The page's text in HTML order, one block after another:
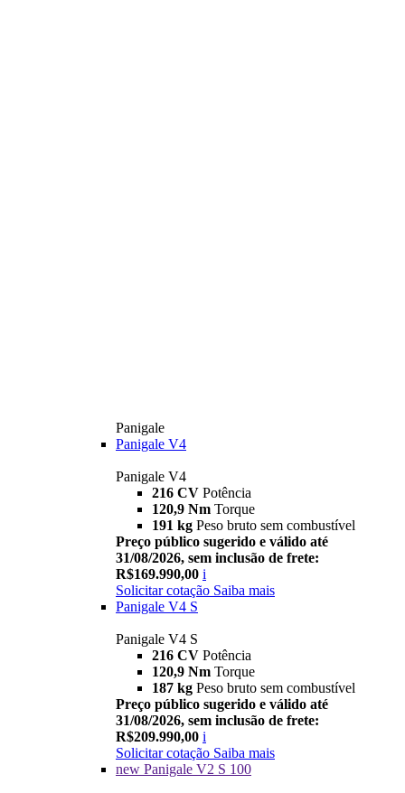
Panigale
Panigale V4
Panigale V4
216 CV Potência
120,9 Nm Torque
191 kg Peso bruto sem combustível
Preço público sugerido e válido até
31/08/2026, sem inclusão de frete:
R$169.990,00 i
Solicitar cotação Saiba mais
Panigale V4 S
Panigale V4 S
216 CV Potência
120,9 Nm Torque
187 kg Peso bruto sem combustível
Preço público sugerido e válido até
31/08/2026, sem inclusão de frete:
R$209.990,00 i
Solicitar cotação Saiba mais
new Panigale V2 S 100